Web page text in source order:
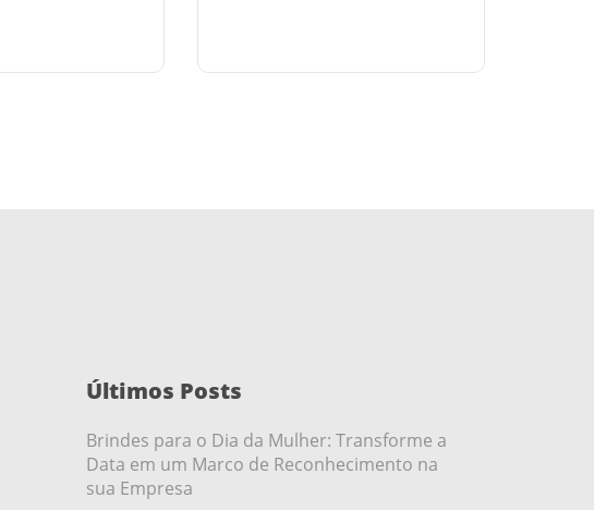
Últimos Posts
Brindes para o Dia da Mulher: Transforme a
Data em um Marco de Reconhecimento na
sua Empresa